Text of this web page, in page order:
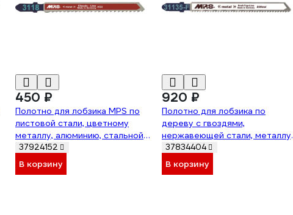
450 ₽
Полотно для лобзика MPS по
листовой стали, цветному
металлу, алюминию, стальной
трубе, открытому профилю
(T127D), 2 шт 3118-2
37924152
В корзину
920 ₽
Полотно для лобзика по
дереву с гвоздями,
нержавеющей стали, металлу,
стали, цветному металлу,
аллюминию MPS 31135-F-5
37834404
В корзину